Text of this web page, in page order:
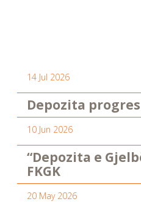
14 Jul 2026
Depozita
10 Jun 2026
“Depozita e
FKGK
20 May 2026